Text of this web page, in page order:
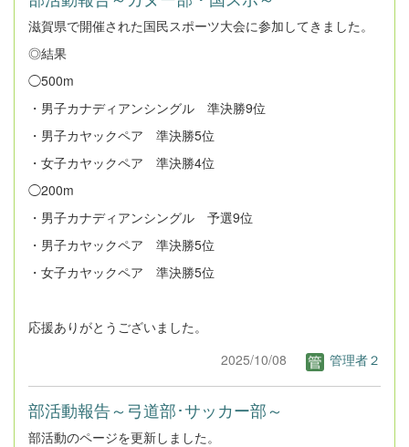
滋賀県で開催された国民スポーツ大会に参加してきました。
◎結果
◯500m
・男子カナディアンシングル 準決勝9位
・男子カヤックペア 準決勝5位
・女子カヤックペア 準決勝4位
◯200m
・男子カナディアンシングル 予選9位
・男子カヤックペア 準決勝5位
・女子カヤックペア 準決勝5位
応援ありがとうございました。
2025/10/08
管理者２
部活動報告～弓道部･サッカー部～
部活動のページを更新しました。